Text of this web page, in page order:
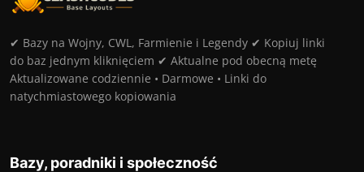
✔ Bazy na Wojny, CWL, Farmienie i Legendy ✔ Kopiuj linki
do baz jednym kliknięciem ✔ Aktualne pod obecną metę
Aktualizowane codziennie • Darmowe • Linki do
natychmiastowego kopiowania
Bazy, poradniki i społeczność